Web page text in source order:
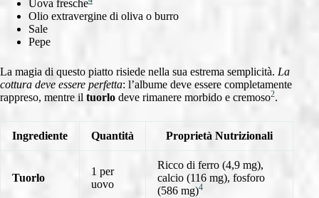
Uova fresche
Olio extravergine di oliva o burro
Sale
Pepe
La magia di questo piatto risiede nella sua estrema semplicità. La
cottura deve essere perfetta: l’albume deve essere completamente
rappreso, mentre il tuorlo deve rimanere morbido e cremoso2.
Ingrediente Quantità Proprietà Nutrizionali
Tuorlo
1 per
uovo
Ricco di ferro (4,9 mg),
calcio (116 mg), fosforo
(586 mg)4